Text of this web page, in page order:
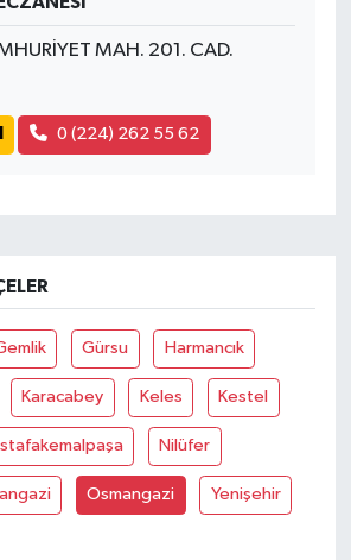
MAH. 201. CAD.
0 (224) 262 55 62
Gürsu Harmancık
Karacabey Keles Kestel
Nilüfer
Osmangazi Yenişehir